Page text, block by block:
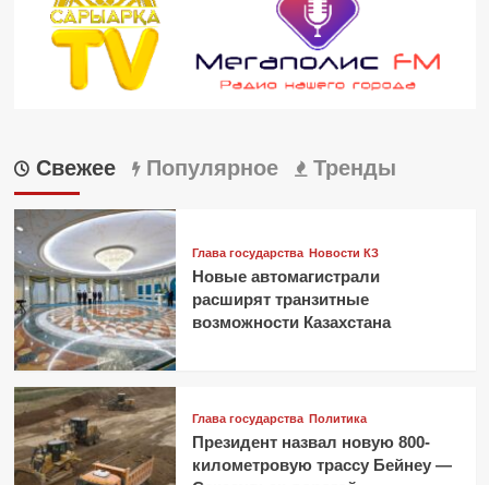
Свежее Популярное Тренды
Глава государства Новости КЗ
Новые автомагистрали
расширят транзитные
возможности Казахстана
Глава государства Политика
Президент назвал новую 800-
километровую трассу Бейнеу —